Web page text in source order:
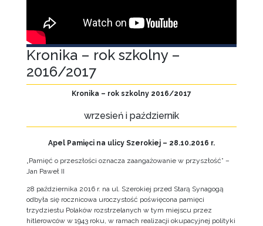
Kronika – rok szkolny –
2016/2017
Kronika – rok szkolny 2016/2017
wrzesień i październik
Apel Pamięci na ulicy Szerokiej – 28.10.2016 r.
„Pamięć o przeszłości oznacza zaangażowanie w przyszłość” –
Jan Paweł II
28 października 2016 r. na ul. Szerokiej przed Starą Synagogą
odbyła się rocznicowa uroczystość poświęcona pamięci
trzydziestu Polaków rozstrzelanych w tym miejscu przez
hitlerowców w 1943 roku, w ramach realizacji okupacyjnej polityki